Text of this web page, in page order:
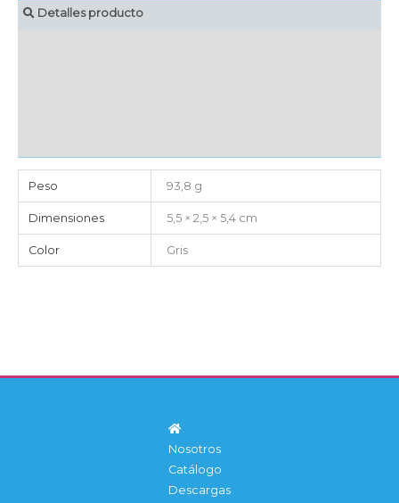
Detalles producto
Peso 93,8 g
Dimensiones 5,5 × 2,5 × 5,4 cm
Color Gris
Nosotros
Catálogo
Descargas